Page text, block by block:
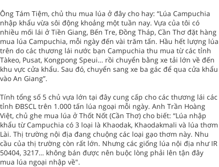
Ông Tám Tiệm, chủ thu mua lúa ở đây cho hay: “Lúa Campuchia
nhập khẩu vừa sôi động khoảng một tuần nay. Vựa của tôi có
nhiều mối lái ở Tiền Giang, Bến Tre, Đồng Tháp, Cần Thơ đặt hàng
mua lúa Campuchia, mỗi ngày đến vài trăm tấn. Hầu hết lượng lúa
trên do các thương lái nước bạn Campuchia thu mua từ các tỉnh
Tàkeo, Pusat, Kongpong Speui… rồi chuyển bằng xe tải lớn về đến
khu vực cửa khẩu. Sau đó, chuyển sang xe ba gác để qua cửa khẩu
vào An Giang”.
Tính tổng số 5 chủ vựa lớn tại đây cung cấp cho các thương lái các
tỉnh ĐBSCL trên 1.000 tấn lúa ngoại mỗi ngày. Anh Trần Hoàng
Việt, chủ ghe mua lúa ở Thốt Nốt (Cần Thơ) cho biết: “Lúa nhập
khẩu từ Campuchia có 3 loại là Khaodak, Khaodakmali và lúa thơm
Lài. Thị trường nội địa đang chuộng các loại gạo thơm này. Nhu
cầu của thị trường còn rất lớn. Nhưng các giống lúa nội địa như IR
50404, 3217… không bán được nên buộc lòng phải lên tận đây
mua lúa ngoại nhập về".